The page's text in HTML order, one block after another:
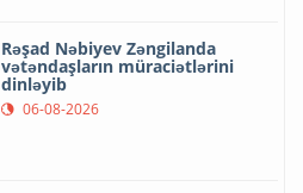
Rəşad Nəbiyev Zəngilanda
vətəndaşların müraciətlərini
dinləyib
06-08-2026